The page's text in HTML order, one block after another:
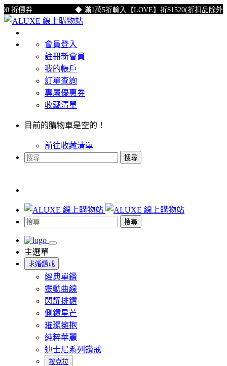
折價券 ◆ 滿1萬5折輸入【LOVE】折$1520(折扣品除外)
會員登入
註冊新會員
我的帳戶
訂單查詢
專屬優惠券
收藏清單
目前的購物車是空的！
前往收藏清單
搜尋
搜尋
主選單
求婚鑽戒
經典單鑽
靈動曲線
閃耀排鑽
側鑽星芒
璀璨擁抱
純粹華麗
迪士尼系列鑽戒
按克拉